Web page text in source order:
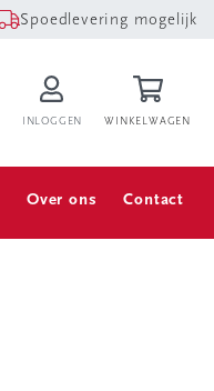
Spoedlevering mogelijk
INLOGGEN WINKELWAGEN
Over ons Contact